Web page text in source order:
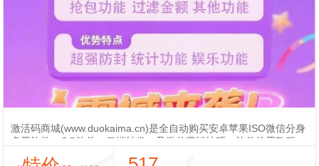
激活码商城(www.duokaima.cn)是全自动购买安卓苹果ISO微信分身
多开软件，QQ软件，云端转发，及微信营销技巧，软件使用教程，
电脑微信营销软件等24小时自动发货自动发卡商城，最低价格亲